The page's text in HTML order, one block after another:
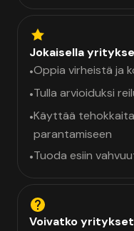
Jokaisella
•Oppia virheistä ja
•Tulla arvioiduksi
•Käyttää
parantamiseen
•Tuoda esiin
Voivatko